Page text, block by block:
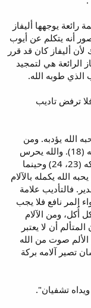
يوجهها أليفاز
أنه يتكلم عن أيوب
أليفاز كان قد قرر
الرائعة هي لتمجيد
الذي طوبه الله.
فلا ترفض تاديب
الله يؤدبه. ومن
يؤدبه الله يجرحه ثم يعصبه ويشفيه بيديه (18). والله يحرس
من يؤدبه وسط التجربة (21، 20) ويباركه (23، 24) وحينما
(26) كأن من يحبه الله يكمله بالآلام
فالتأديب علامة
المر نافع فلا يجب
أُكل، ومن الآلام
أن لا يعتبر
صوت من الله
تصير آلامه بركة